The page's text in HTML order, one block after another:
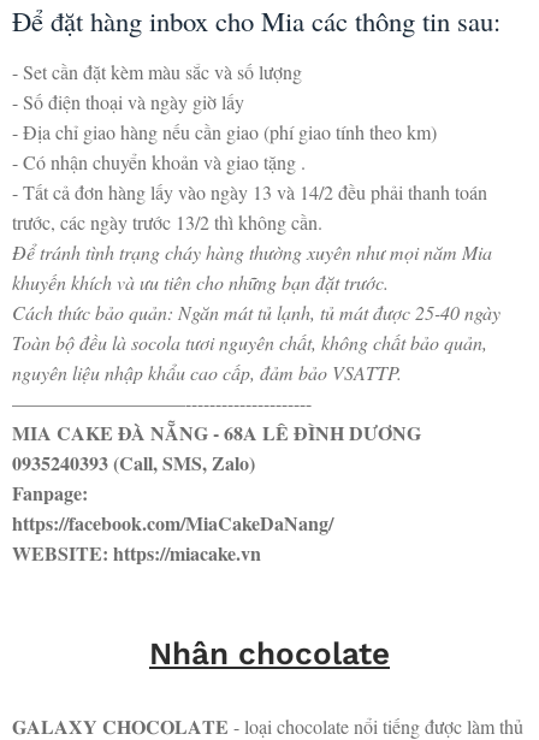
Để đặt hàng inbox cho Mia các thông tin sau:
- Set cần đặt kèm màu sắc và số lượng
- Số điện thoại và ngày giờ lấy
- Địa chỉ giao hàng nếu cần giao (phí giao tính theo km)
- Có nhận chuyển khoản và giao tặng .
- Tất cả đơn hàng lấy vào ngày 13 và 14/2 đều phải thanh toán
trước, các ngày trước 13/2 thì không cần.
Để tránh tình trạng cháy hàng thường xuyên như mọi năm Mia
khuyến khích và ưu tiên cho những bạn đặt trước.
Cách thức bảo quản: Ngăn mát tủ lạnh, tủ mát được 25-40 ngày
Toàn bộ đều là socola tươi nguyên chất, không chất bảo quản,
nguyên liệu nhập khẩu cao cấp, đảm bảo VSATTP.
—————————---------------------
MIA CAKE ĐÀ NẴNG - 68A LÊ ĐÌNH DƯƠNG
0935240393 (Call, SMS, Zalo)
Fanpage:
https://facebook.com/MiaCakeDaNang/
WEBSITE: https://miacake.vn
Nhân chocolate
𝐆𝐀𝐋𝐀𝐗𝐘 𝐂𝐇𝐎𝐂𝐎𝐋𝐀𝐓𝐄 - loại chocolate nổi tiếng được làm thủ